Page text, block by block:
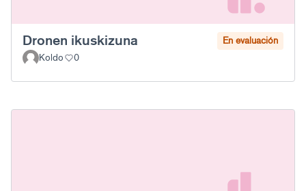
Dronen ikuskizuna
En evaluación
Koldo
0